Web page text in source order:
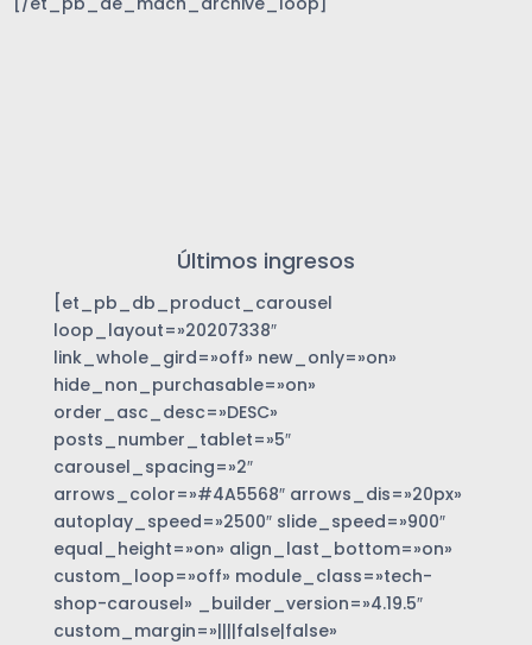
Últimos ingresos
[et_pb_db_product_carousel
loop_layout=»20207338″
link_whole_gird=»off» new_only=»on»
hide_non_purchasable=»on»
order_asc_desc=»DESC»
posts_number_tablet=»5″
carousel_spacing=»2″
arrows_color=»#4A5568″ arrows_dis=»20px»
autoplay_speed=»2500″ slide_speed=»900″
equal_height=»on» align_last_bottom=»on»
custom_loop=»off» module_class=»tech-
shop-carousel» _builder_version=»4.19.5″
custom_margin=»||||false|false»